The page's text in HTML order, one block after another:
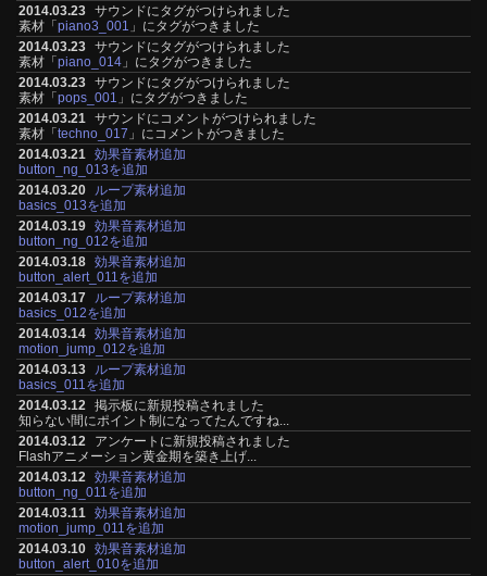
2014.03.23 サウンドにタグがつけられました
素材「piano3_001 」にタグがつきました
2014.03.23 サウンドにタグがつけられました
素材「piano_014 」にタグがつきました
2014.03.23 サウンドにタグがつけられました
素材「pops_001 」にタグがつきました
2014.03.21 サウンドにコメントがつけられました
素材「techno_017 」にコメントがつきました
2014.03.21 効果音素材追加
button_ng_013を追加
2014.03.20
ループ素材追加
basics_013を追加
2014.03.19 効果音素材追加
button_ng_012を追加
2014.03.18 効果音素材追加
button_alert_011を追加
2014.03.17
ループ素材追加
basics_012を追加
2014.03.14 効果音素材追加
motion_jump_012を追加
2014.03.13
ループ素材追加
basics_011を追加
2014.03.12 掲示板に新規投稿されました
知らない間にポイント制になってたんですね...
2014.03.12
アンケートに新規投稿されました
Flashアニメーション黄金期を築き上げ...
2014.03.12 効果音素材追加
button_ng_011を追加
2014.03.11 効果音素材追加
motion_jump_011を追加
2014.03.10 効果音素材追加
button_alert_010を追加